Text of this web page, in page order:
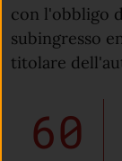
con l'obbligo
subingresso
titolare
60